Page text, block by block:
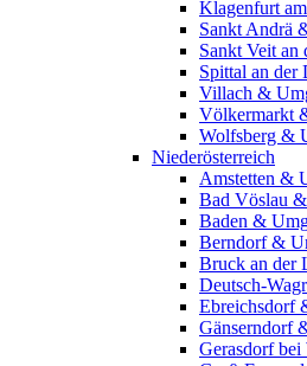
Klagenfurt
Sankt Andrä
Sankt Veit
Spittal an der
Villach &
Völkermarkt
Wolfsberg &
Niederösterreich
Amstetten &
Bad Vöslau
Baden &
Berndorf &
Bruck an der
Deutsch-
Ebreichsdorf
Gänserndorf
Gerasdorf